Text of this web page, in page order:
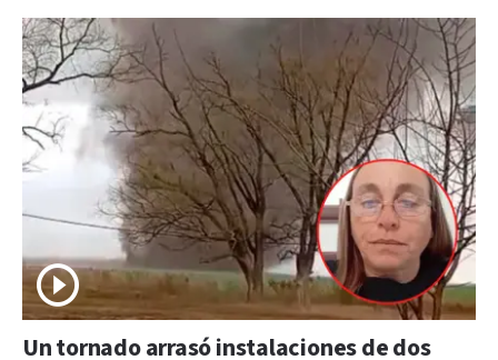
Un tornado arrasó instalaciones de dos